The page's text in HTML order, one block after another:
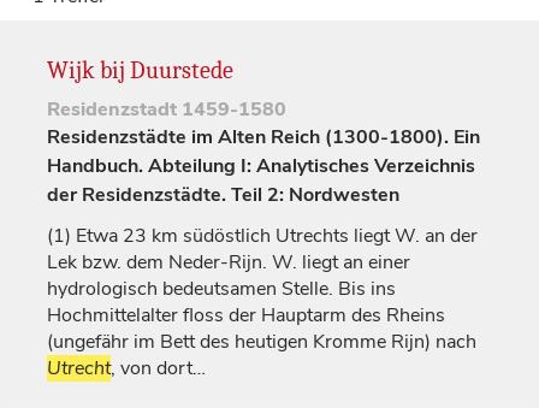
Wijk bij Duurstede
Residenzstadt 1459-1580
Residenzstädte im Alten Reich (1300-1800). Ein
Handbuch. Abteilung I: Analytisches Verzeichnis
der Residenzstädte. Teil 2: Nordwesten
(1) Etwa 23 km südöstlich Utrechts liegt W. an der
Lek bzw. dem Neder-Rijn. W. liegt an einer
hydrologisch bedeutsamen Stelle. Bis ins
Hochmittelalter floss der Hauptarm des Rheins
(ungefähr im Bett des heutigen Kromme Rijn) nach
Utrecht, von dort…